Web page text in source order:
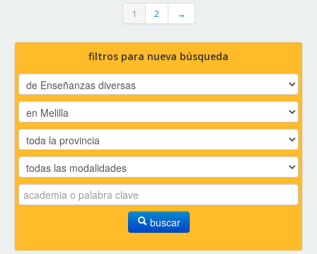
1 2 →
filtros para nueva búsqueda
buscar